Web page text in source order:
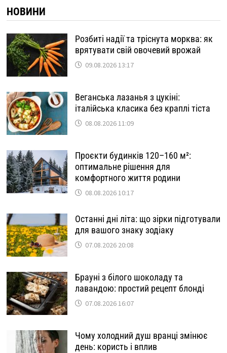
НОВИНИ
Розбиті надії та тріснута морква: як
врятувати свій овочевий врожай
09.08.2026 13:17
Веганська лазанья з цукіні:
італійська класика без краплі тіста
08.08.2026 11:09
Проєкти будинків 120–160 м²:
оптимальне рішення для
комфортного життя родини
08.08.2026 10:17
Останні дні літа: що зірки підготували
для вашого знаку зодіаку
07.08.2026 20:08
Брауні з білого шоколаду та
лавандою: простий рецепт блонді
07.08.2026 16:07
Чому холодний душ вранці змінює
день: користь і вплив